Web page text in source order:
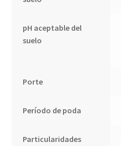
pH aceptable del
suelo
Porte
Período de poda
Particularidades